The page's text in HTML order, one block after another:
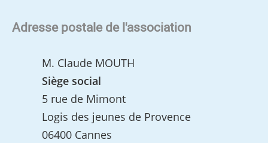
Adresse postale de l'association
M. Claude MOUTH
Siège social
5 rue de Mimont
Logis des jeunes de Provence
06400 Cannes